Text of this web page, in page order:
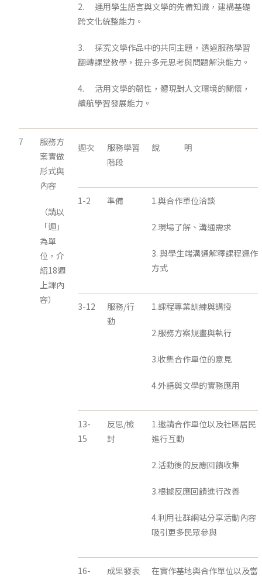
2. 運用學生語言與文學的先備知識，建構基礎
跨文化統整能力。
3. 探究文學作品中的共同主題，透過服務學習
翻轉課堂教學，提升多元思考與問題解決能力。
4. 活用文學的韌性，體現對人文環境的關懷，
續航學習發展能力。
7
服務方
案實做
形式與
內容
（請以
「週」
為單
位，介
紹18週
上課內
容）
週次
服務學習
階段
說 明
1-2 準備 1.與合作單位洽談
2.現場了解、溝通需求
3. 與學生端溝通解釋課程運作
方式
3-12
服務/行
動
1.課程專業訓練與講授
2.服務方案規畫與執行
3.收集合作單位的意見
4.外語與文學的實務應用
13-
15
反思/檢
討
1.邀請合作單位以及社區居民
進行互動
2.活動後的反應回饋收集
3.根據反應回饋進行改善
4.利用社群網站分享活動內容
吸引更多民眾參與
16-
成果發表
在實作基地與合作單位以及當